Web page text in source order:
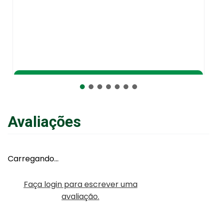
Avaliações
Carregando…
Faça login para escrever uma
avaliação.